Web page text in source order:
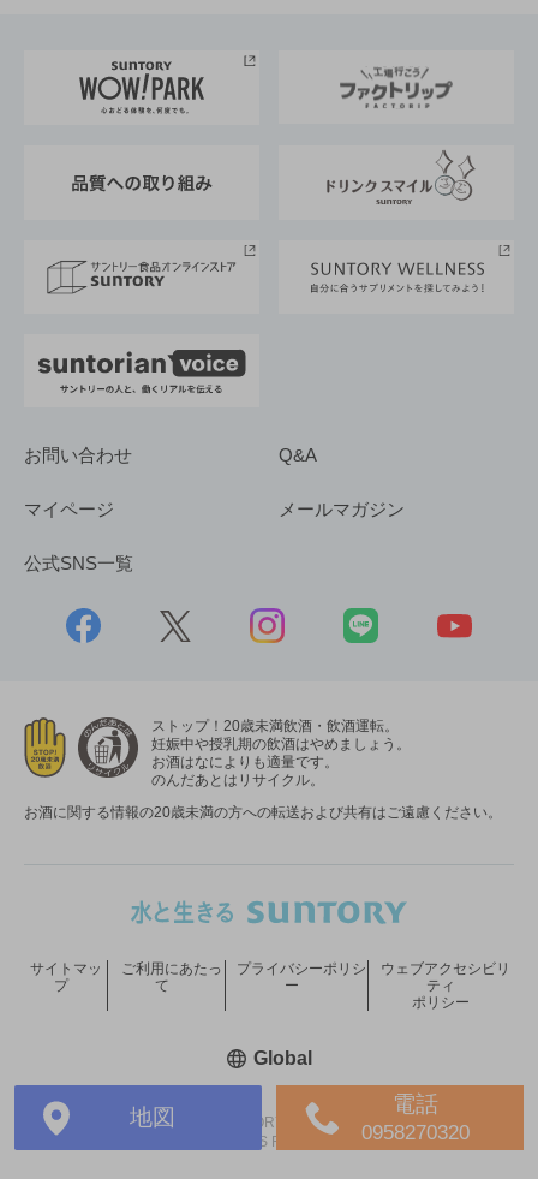
地図
電話
0958270320
地域情報
サントリーサンバーズ大阪
サントリーが考えるサステナビリティ経営
企業概要
採用情報
お問い合わせ Q&A
マイページ メールマガジン
公式SNS一覧
ストップ！20歳未満飲酒・飲酒運転。
妊娠中や授乳期の飲酒はやめましょう。
お酒はなによりも適量です。
のんだあとはリサイクル。
お酒に関する情報の20歳未満の方への転送および共有はご遠慮ください。
COPYRIGHT © SUNTORY HOLDINGS LIMITED.
ALL RIGHTS RESERVED.
サイトマッ
プ
ご利用にあたっ
て
プライバシーポリシ
ー
ウェブアクセシビリ
ティ
ポリシー
Global新しいウィンドウで開く